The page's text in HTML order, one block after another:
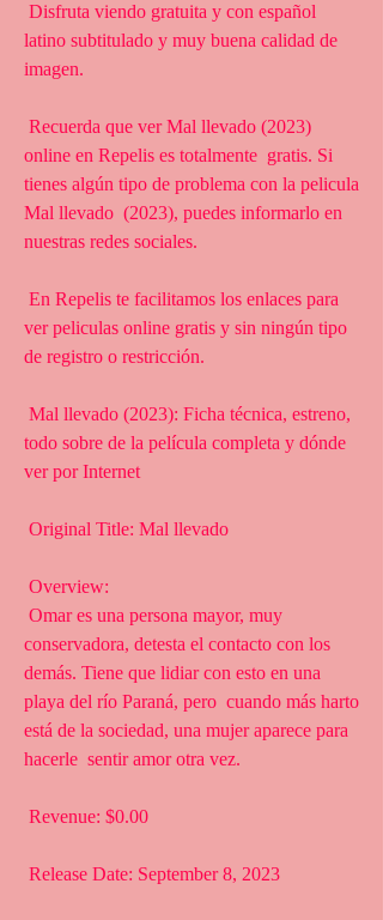
latino subtitulado y muy buena calidad de
imagen.
online en Repelis es totalmente  gratis. Si
tienes algún tipo de problema con la pelicula
Mal llevado  (2023), puedes informarlo en
nuestras redes sociales.
ver peliculas online gratis y sin ningún tipo
de registro o restricción.
todo sobre de la película completa y dónde
ver por Internet
Original Title: Mal llevado
Overview:
conservadora, detesta el contacto con los
demás. Tiene que lidiar con esto en una
playa del río Paraná, pero  cuando más harto
está de la sociedad, una mujer aparece para
hacerle  sentir amor otra vez.
Revenue: $0.00
Release Date: September 8, 2023